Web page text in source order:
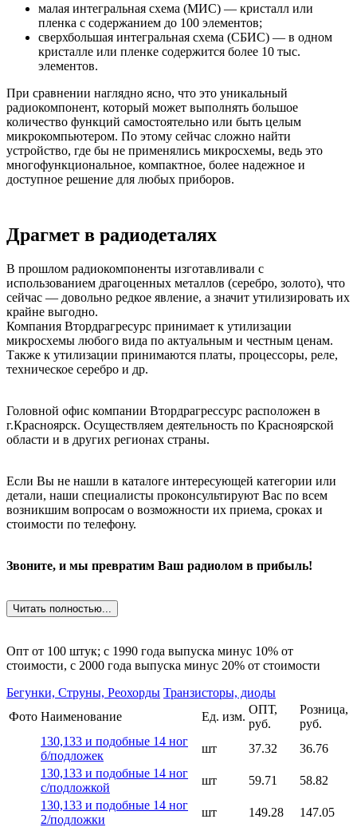
малая интегральная схема (МИС) — кристалл или
пленка с содержанием до 100 элементов;
сверхбольшая интегральная схема (СБИС) — в одном
кристалле или пленке содержится более 10 тыс.
элементов.
При сравнении наглядно ясно, что это уникальный
радиокомпонент, который может выполнять большое
количество функций самостоятельно или быть целым
микрокомпьютером. По этому сейчас сложно найти
устройство, где бы не применялись микросхемы, ведь это
многофункциональное, компактное, более надежное и
доступное решение для любых приборов.
Драгмет в радиодеталях
В прошлом радиокомпоненты изготавливали с
использованием драгоценных металлов (серебро, золото), что
сейчас — довольно редкое явление, а значит утилизировать их
крайне выгодно.
Компания Втордрагресурс принимает к утилизации
микросхемы любого вида по актуальным и честным ценам.
Также к утилизации принимаются платы, процессоры, реле,
техническое серебро и др.
Головной офис компании Втордрагрессурс расположен в
г.Красноярск. Осуществляем деятельность по Красноярской
области и в других регионах страны.
Если Вы не нашли в каталоге интересующей категории или
детали, наши специалисты проконсультируют Вас по всем
возникшим вопросам о возможности их приема, сроках и
стоимости по телефону.
Звоните, и мы превратим Ваш радиолом в прибыль!
Читать полностью...
Опт от 100 штук; c 1990 года выпуска минус 10% от
стоимости, c 2000 года выпуска минус 20% от стоимости
Бегунки, Струны, Реохорды Транзисторы, диоды
Фото Наименование Ед. изм.
ОПТ,
руб.
Розница,
руб.
130,133 и подобные 14 ног
б/подложек
шт 37.32
36.76
130,133 и подобные 14 ног
с/подложкой
шт 59.71
58.82
130,133 и подобные 14 ног
2/подложки
шт 149.28
147.05